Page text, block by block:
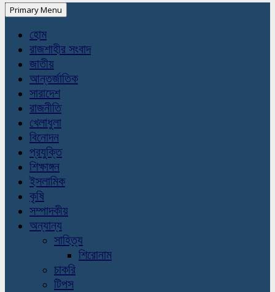
Primary Menu
হোম
রাজশাহীর সংবাদ
জাতীয়
আন্তর্জাতিক
সারাদেশ
রাজনীতি
খেলাধুলা
বিনোদন
প্রযুক্তি
শিক্ষাঙ্গন
ইসলামিক
কৃষি
সম্পাদকীয়
অন্যান্য
সাহিত্য
শিরোনাম
চাকরি
টিপস